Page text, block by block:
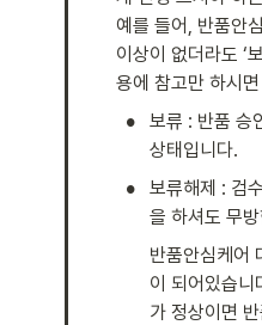
예를 들어, 반품안
이상이 없더라도 ‘
용에 참고만 하시
•
보류 : 반품 승
상태입니다.
•
보류해제 : 검
을 하셔도 무
반품안심케어
이 되어있습니
가 정상이면